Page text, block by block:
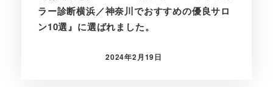
ラー診断横浜／神奈川でおすすめの優良サロ
ン10選』に選ばれました。
投稿日
2024年2月19日